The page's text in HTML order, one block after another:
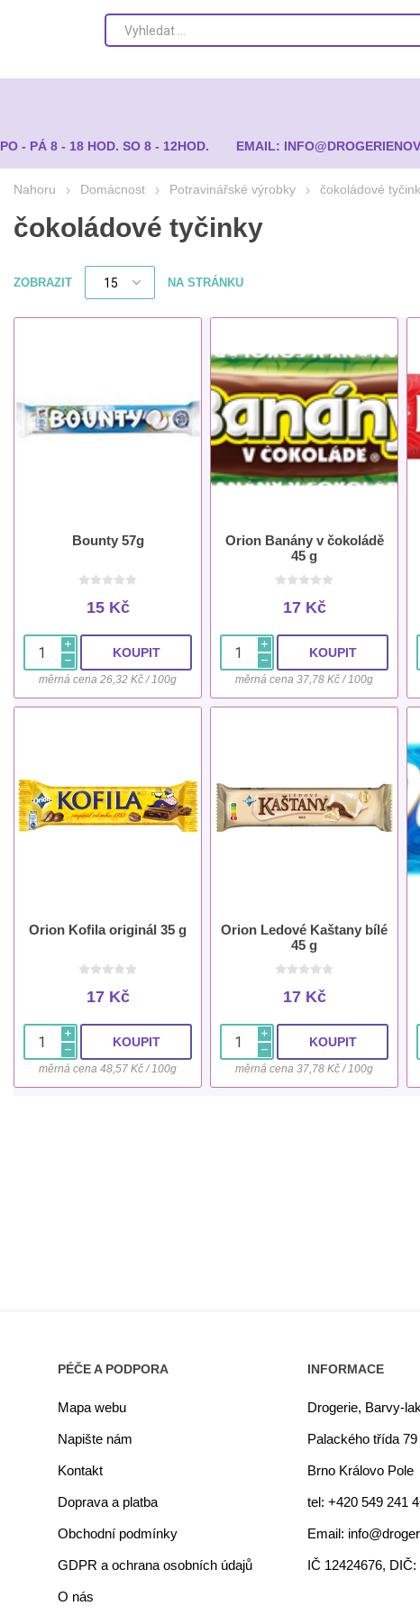
PO - PÁ 8 - 18 HOD. SO 8 - 12HOD. EMAIL:
Nahoru Domácnost Potravinářské výrobky čokoládové
čokoládové tyčinky
ZOBRAZIT NA STRÁNKU
Bounty 57g
15 Kč
i
h
měrná cena 26,32 Kč / 100g
Orion Banány v čokoládě
45 g
17 Kč
i
h
měrná cena 37,78 Kč / 100g
Orion Kofila originál 35 g
17 Kč
i
h
měrná cena 48,57 Kč / 100g
Orion Ledové Kaštany bílé
45 g
17 Kč
i
h
měrná cena 37,78 Kč / 100g
PÉČE A PODPORA
Mapa webu
Napište nám
Kontakt
Doprava a platba
Obchodní podmínky
GDPR a ochrana osobních údajů
O nás
INFORMACE
Drogerie, Barvy-
Palackého třída 79
Brno Královo Pole
tel: +420 549 241
Email:
IČ 12424676,